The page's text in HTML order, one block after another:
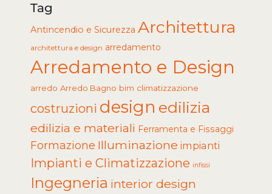
Tag
Antincendio e Sicurezza Architettura
architettura e design arredamento
Arredamento e Design
arredo Arredo Bagno bim climatizzazione
costruzioni design edilizia
edilizia e materiali Ferramenta e Fissaggi
Formazione Illuminazione impianti
Impianti e Climatizzazione infissi
Ingegneria interior design